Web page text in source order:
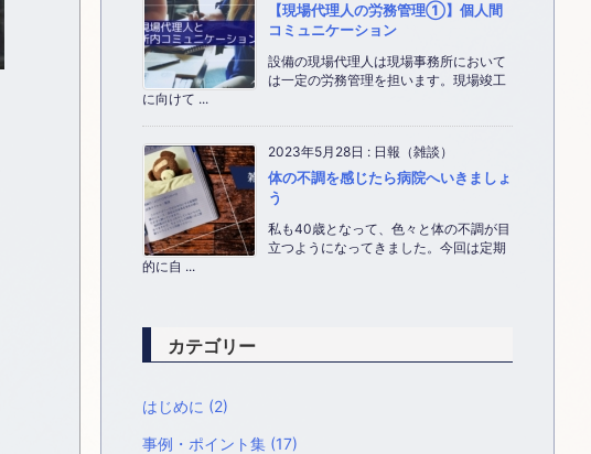
【現場代理人の労務管理①】個人間
コミュニケーション
設備の現場代理人は現場事務所において
は一定の労務管理を担います。現場竣工
に向けて ...
2023年5月28日 : 日報（雑談）
体の不調を感じたら病院へいきましょ
う
私も40歳となって、色々と体の不調が目
立つようになってきました。今回は定期
的に自 ...
カテゴリー
はじめに (2)
事例・ポイント集 (17)